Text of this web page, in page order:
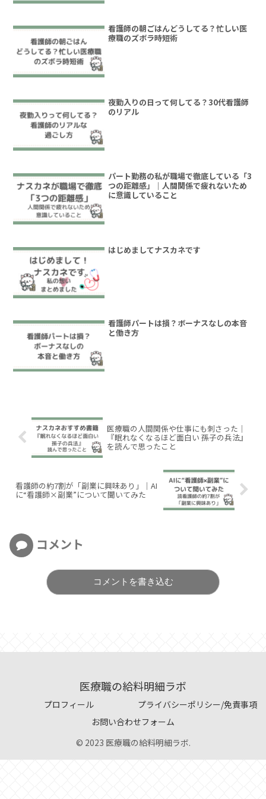
看護師の朝ごはんどうしてる？忙しい医
療職のズボラ時短術
夜勤入りの日って何してる？30代看護師
のリアル
パート勤務の私が職場で徹底している「3
つの距離感」｜人間関係で疲れないため
に意識していること
はじめましてナスカネです
看護師パートは損？ボーナスなしの本音
と働き方
医療職の人間関係や仕事にも刺さった｜
『眠れなくなるほど面白い 孫子の兵法』
を読んで思ったこと
看護師の約7割が「副業に興味あり」｜AI
に“看護師×副業”について聞いてみた
コメント
コメントを書き込む
医療職の給料明細ラボ
プロフィール
プライバシーポリシー/免責事項
お問い合わせフォーム
© 2023 医療職の給料明細ラボ.